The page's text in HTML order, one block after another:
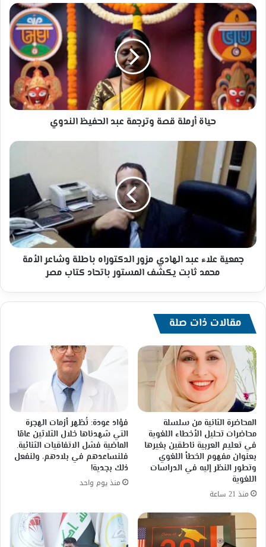
حياة
أرملة
قصة
وترجمة
عبد
الحفيظ
الندوي
حياة أرملة قصة وترجمة عبد الحفيظ الندوي
جمعية
علاء
عبد
الهادي
مزور
الدكتوراه
باطلة
وشاعر
الأمة
محمد
المستور
كتاب
مصر
جمعية علاء عبد الهادي مزور الدكتوراه باطلة وشاعر الأمة
محمد ثابت يكشف المستور باتحاد كتاب مصر
مقالات ذات صلة
المحاضرة الثانية من سلسلة
محاضرات تحليل الأخطاء اللغوية
في تعليم العربية ناطقين بغيرها
بعنوان مفهوم الخطأ اللغوي
وتطور النظر إليه في الدراسات
اللغوية
منذ 21 ساعة
فؤاد عودة: تُظهر أزمات الهجرة
التي شهدناها خلال الثلاثين عامًا
الماضية فشل الاتفاقيات الثنائية.
فلنساعدهم في بلادهم، ولنفعل
ذلك بجدية!
منذ يوم واحد